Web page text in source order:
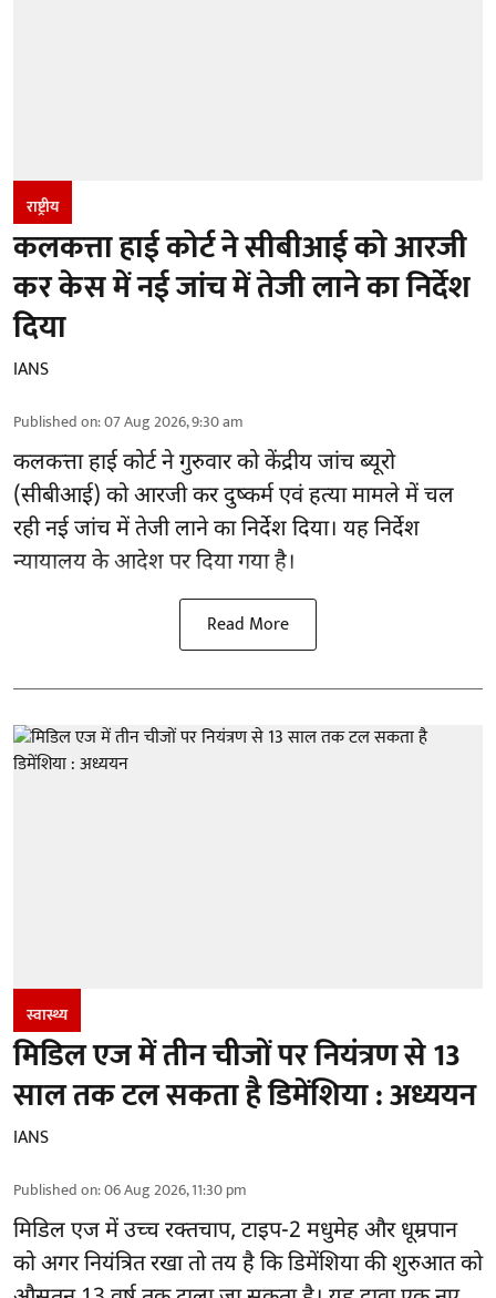
राष्ट्रीय
कलकत्ता हाई कोर्ट ने सीबीआई को आरजी
कर केस में नई जांच में तेजी लाने का निर्देश
दिया
IANS
Published on:07 Aug 2026, 9:30 am
कलकत्ता हाई कोर्ट ने गुरुवार को केंद्रीय जांच ब्यूरो
(सीबीआई) कोआरजी कर दुष्कर्म एवं हत्या मामलेमें चल
रही नई जांच में तेजी लाने का निर्देश दिया। यह निर्देश
न्यायालय के आदेश पर दिया गया है।
Read More
स्वास्थ्य
मिडिल एज में तीन चीजों पर नियंत्रण से 13
साल तक टल सकता है डिमेंशिया : अध्ययन
IANS
Published on:06 Aug 2026, 11:30 pm
मिडिल एज में उच्च रक्तचाप, टाइप-2 मधुमेह और धूम्रपान
को अगर नियंत्रित रखा तो तय है कि डिमेंशिया की शुरुआत को